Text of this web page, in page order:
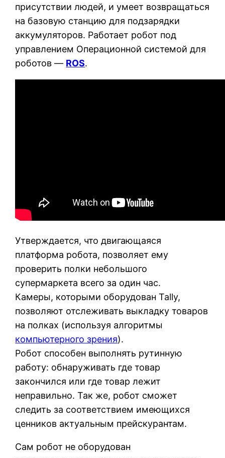
присутствии людей, и умеет возвращаться
на базовую станцию для подзарядки
аккумуляторов. Работает робот под
управлением Операционной системой для
роботов — ROS.
Утверждается, что двигающаяся
платформа робота, позволяет ему
проверить полки небольшого
супермаркета всего за один час.
Камеры, которыми оборудован Tally,
позволяют отслеживать выкладку товаров
на полках (используя алгоритмы
компьютерного зрения).
Робот способен выполнять рутинную
работу: обнаруживать где товар
закончился или где товар лежит
неправильно. Так же, робот сможет
следить за соответствием имеющихся
ценников актуальным прейскурантам.
Сам робот не оборудован